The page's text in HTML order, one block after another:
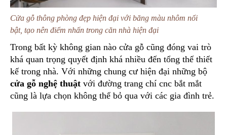
Cửa gỗ thông phòng đẹp hiện đại với băng màu nhôm nổi
bật, tạo nên điểm nhấn trong căn nhà hiện đại
Trong bất kỳ không gian nào cửa gỗ cũng đóng vai trò
khá quan trọng quyết định khá nhiều đến tổng thế thiết
kế trong nhà. Với những chung cư hiện đại những bộ
cửa gỗ nghệ thuật với đường trang chí cnc bắt mắt
cũng là lựa chọn không thể bỏ qua với các gia đình trẻ.